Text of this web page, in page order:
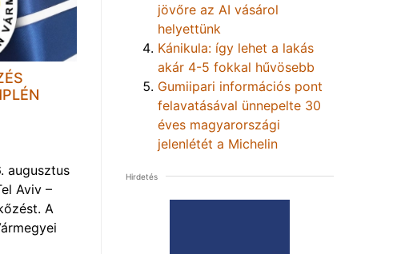
augusztus
Aviv –
A
jövőre az AI vásárol
helyettünk
Kánikula: így lehet a lakás
akár 4-5 fokkal hűvösebb
Gumiipari információs pont
felavatásával ünnepelte 30
éves magyarországi
jelenlétét a Michelin
Hirdetés